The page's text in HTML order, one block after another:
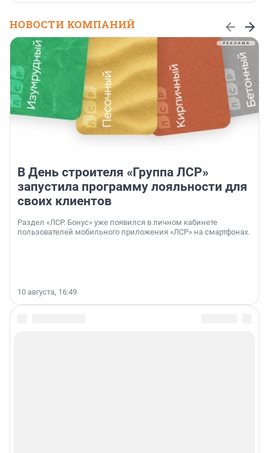
НОВОСТИ КОМПАНИЙ
В День строителя «Группа ЛСР»
запустила программу лояльности для
своих клиентов
Раздел «ЛСР. Бонус» уже появился в личном кабинете
пользователей мобильного приложения «ЛСР» на смартфонах.
10 августа, 16:49